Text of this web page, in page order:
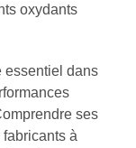
oxydants
essentiel dans
ses
à